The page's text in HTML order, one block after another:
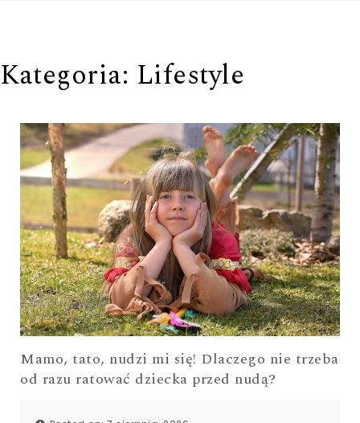
Kategoria: Lifestyle
Mamo, tato, nudzi mi się! Dlaczego nie trzeba
od razu ratować dziecka przed nudą?